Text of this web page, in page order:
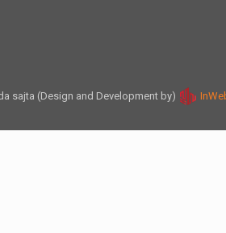
sajta (Design and Development by)